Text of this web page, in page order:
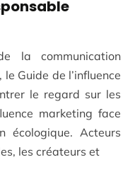
la communication
Guide de l’influence
le regard sur les
marketing face
écologique. Acteurs
les créateurs et